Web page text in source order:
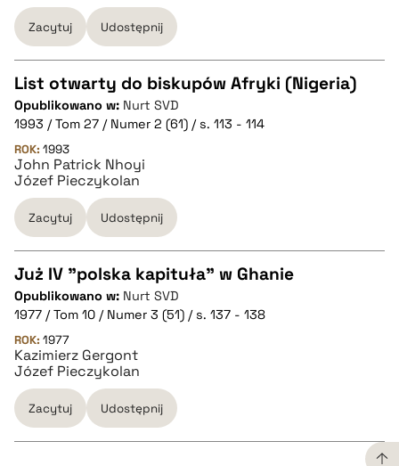
BIBTEX
pobierz cytat
Zacytuj Udostępnij
CZYSTY TEKST
pobierz cytat
BIBTEX
pobierz cytat
List otwarty do biskupów Afryki (Nigeria)
Opublikowano w: Nurt SVD
1993 / Tom 27 / Numer 2 (61) / s. 113 - 114
ROK: 1993
John Patrick Nhoyi
Józef Pieczykolan
Zacytuj Udostępnij
CZYSTY TEKST
pobierz cytat
BIBTEX
Już IV "polska kapituła" w Ghanie
Opublikowano w: Nurt SVD
1977 / Tom 10 / Numer 3 (51) / s. 137 - 138
ROK: 1977
Kazimierz Gergont
Józef Pieczykolan
Zacytuj Udostępnij